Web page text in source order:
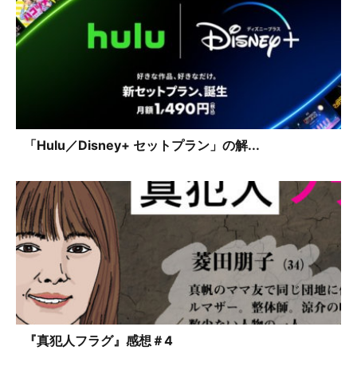
「Hulu／Disney+ セットプラン」の解...
『真犯人フラグ』感想＃4